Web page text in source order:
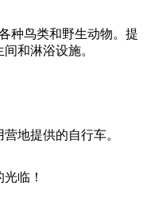
种鸟类和野生动物。提
和淋浴设施。
地提供的自行车。
临！